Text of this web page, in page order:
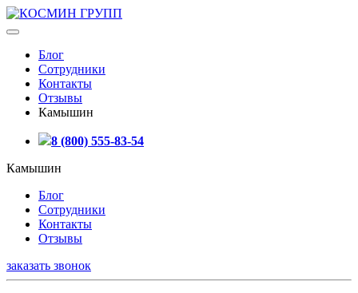
Блог
Сотрудники
Контакты
Отзывы
Камышин
8 (800) 555-83-54
Камышин
Блог
Сотрудники
Контакты
Отзывы
заказать звонок